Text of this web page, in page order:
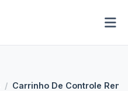
Carrinho De Controle